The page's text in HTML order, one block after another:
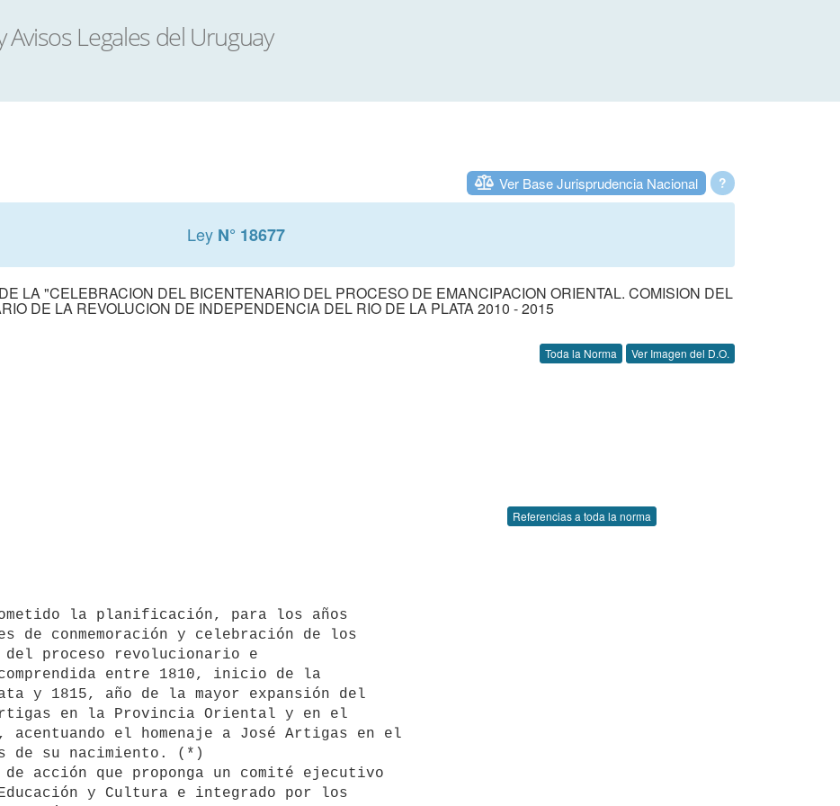
?
Ver Base Jurisprudencia Nacional
Ley N° 18677
LA "CELEBRACION DEL BICENTENARIO DEL PROCESO DE EMANCIPACION ORIENTAL. COMISION DEL
DE LA REVOLUCION DE INDEPENDENCIA DEL RIO DE LA PLATA 2010 - 2015
Toda la Norma Ver Imagen del D.O.
Referencias a toda la norma
de conmemoración y celebración de los
proceso revolucionario e
entre 1810, inicio de la
y 1815, año de la mayor expansión del
en la Provincia Oriental y en el
acentuando el homenaje a José Artigas en el
de su nacimiento. (*)
y Cultura e integrado por los